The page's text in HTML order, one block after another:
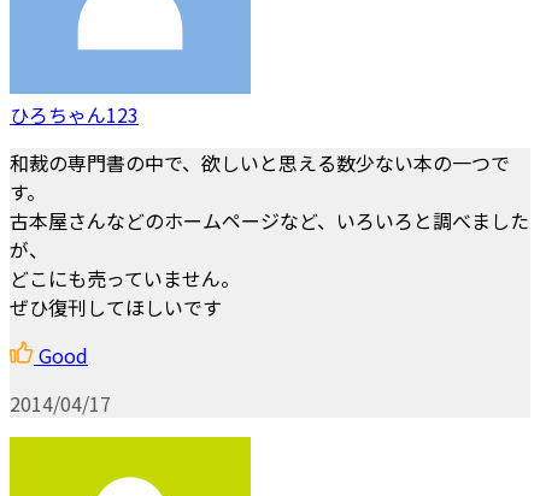
ひろちゃん123
和裁の専門書の中で、欲しいと思える数少ない本の一つで
す。
古本屋さんなどのホームページなど、いろいろと調べました
が、
どこにも売っていません。
ぜひ復刊してほしいです
Good
2014/04/17